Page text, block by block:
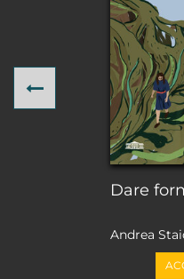
Dare
Andrea
Previous